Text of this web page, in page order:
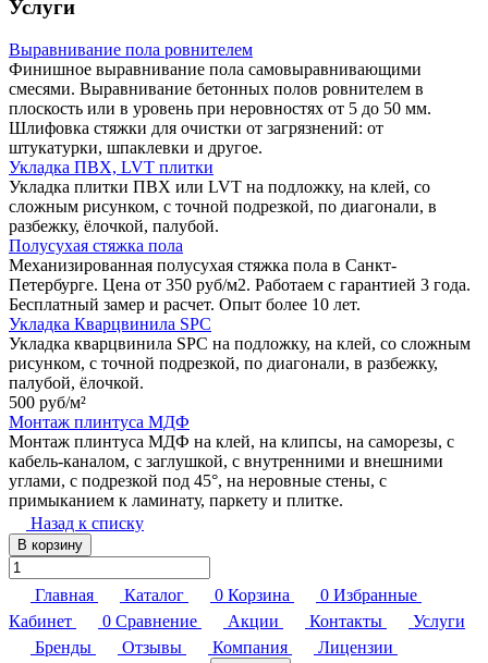
Услуги
Выравнивание пола ровнителем
Финишное выравнивание пола самовыравнивающими
смесями. Выравнивание бетонных полов ровнителем в
плоскость или в уровень при неровностях от 5 до 50 мм.
Шлифовка стяжки для очистки от загрязнений: от
штукатурки, шпаклевки и другое.
Укладка ПВХ, LVT плитки
Укладка плитки ПВХ или LVT на подложку, на клей, со
сложным рисунком, с точной подрезкой, по диагонали, в
разбежку, ёлочкой, палубой.
Полусухая стяжка пола
Механизированная полусухая стяжка пола в Санкт-
Петербурге. Цена от 350 руб/м2. Работаем с гарантией 3 года.
Бесплатный замер и расчет. Опыт более 10 лет.
Укладка Кварцвинила SPC
Укладка кварцвинила SPC на подложку, на клей, со сложным
рисунком, с точной подрезкой, по диагонали, в разбежку,
палубой, ёлочкой.
500 руб/м²
Монтаж плинтуса МДФ
Монтаж плинтуса МДФ на клей, на клипсы, на саморезы, с
кабель-каналом, с заглушкой, с внутренними и внешними
углами, с подрезкой под 45°, на неровные стены, с
примыканием к ламинату, паркету и плитке.
Назад к списку
В корзину
Главная Каталог 0 Корзина 0 Избранные
Кабинет
0 Сравнение Акции Контакты
Услуги
Бренды
Отзывы Компания
Лицензии